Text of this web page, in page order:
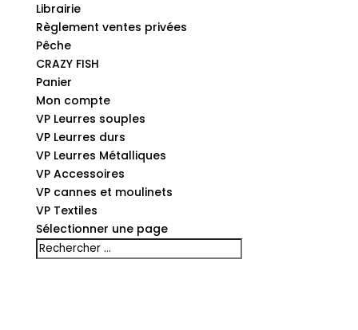
Librairie
Règlement ventes privées
Pêche
CRAZY FISH
Panier
Mon compte
VP Leurres souples
VP Leurres durs
VP Leurres Métalliques
VP Accessoires
VP cannes et moulinets
VP Textiles
Sélectionner une page